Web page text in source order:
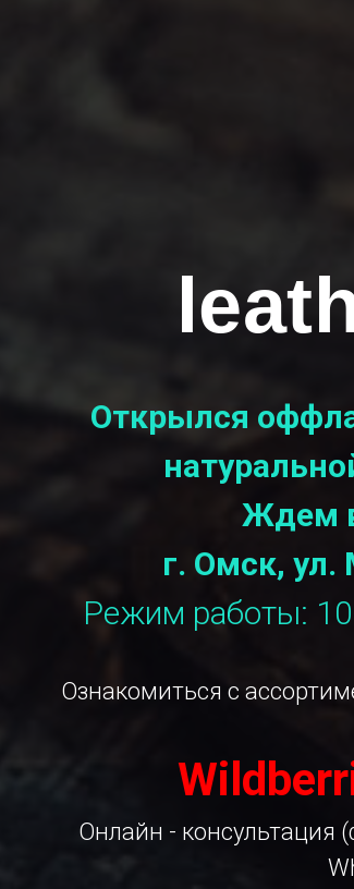
Открылся
Ждем
г. Омск,
Режим работы:
Ознакомиться с
Онлайн - консультация